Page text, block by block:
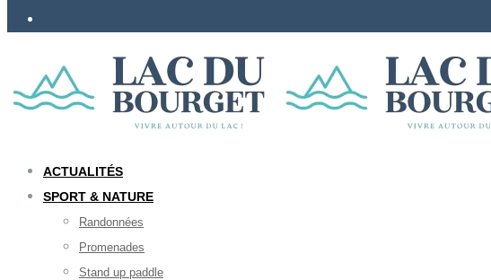
ACTUALITÉS
SPORT & NATURE
Randonnées
Promenades
Stand up paddle